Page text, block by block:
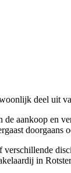
deel uit
de aankoop en
doorgaans
in